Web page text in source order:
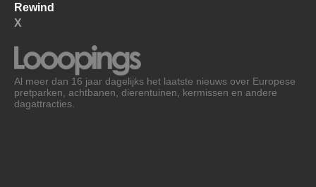
Rewind
X
Al meer dan 16 jaar dagelijks het laatste nieuws over Europese
pretparken, achtbanen, dierentuinen, kermissen en andere
dagattracties.